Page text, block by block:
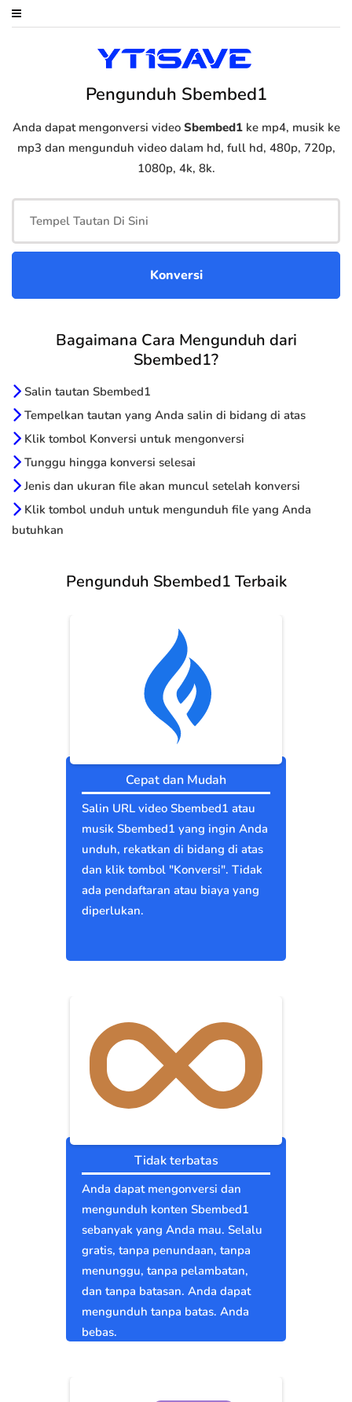
Pengunduh Sbembed1
Anda dapat mengonversi video Sbembed1ke mp4, musik ke
mp3 dan mengunduh video dalam hd, full hd, 480p, 720p,
1080p, 4k, 8k.
Bagaimana Cara Mengunduh dari
Sbembed1?
Salin tautan Sbembed1
Tempelkan tautan yang Anda salin di bidang di atas
Klik tombol Konversi untuk mengonversi
Tunggu hingga konversi selesai
Jenis dan ukuran file akan muncul setelah konversi
Klik tombol unduh untuk mengunduh file yang Anda
butuhkan
Pengunduh Sbembed1 Terbaik
Cepat dan Mudah
Salin URL video Sbembed1 atau
musik Sbembed1 yang ingin Anda
unduh, rekatkan di bidang di atas
dan klik tombol "Konversi". Tidak
ada pendaftaran atau biaya yang
diperlukan.
Tidak terbatas
Anda dapat mengonversi dan
mengunduh konten Sbembed1
sebanyak yang Anda mau. Selalu
gratis, tanpa penundaan, tanpa
menunggu, tanpa pelambatan,
dan tanpa batasan. Anda dapat
mengunduh tanpa batas. Anda
bebas.